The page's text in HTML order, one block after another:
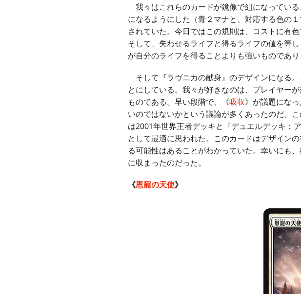
我々はこれらのカードが鏡像で組になってい
になるようにした（青２マナと、対応する色の
されていた。今日ではこの規則は、コストに有
そして、失わせるライフと得るライフの値を等
が自分のライフを得ることよりも強いものであ
そして『ラヴニカの献身』のデザインになる
とにしている。我々が好きなのは、プレイヤー
ものである。早い段階で、《吸収》が議題にな
いのではないかという議論が多くあったのだ。
は2001年世界王者デッキと『デュエルデッキ：
として最適に思われた。このカードはデザイン
る可能性はあることがわかっていた。幸いにも
に収まったのだった。
《恩寵の天使》